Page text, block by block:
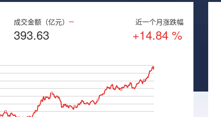
成交金额（亿元）
393.63
近一个月涨跌幅
+14.84 %